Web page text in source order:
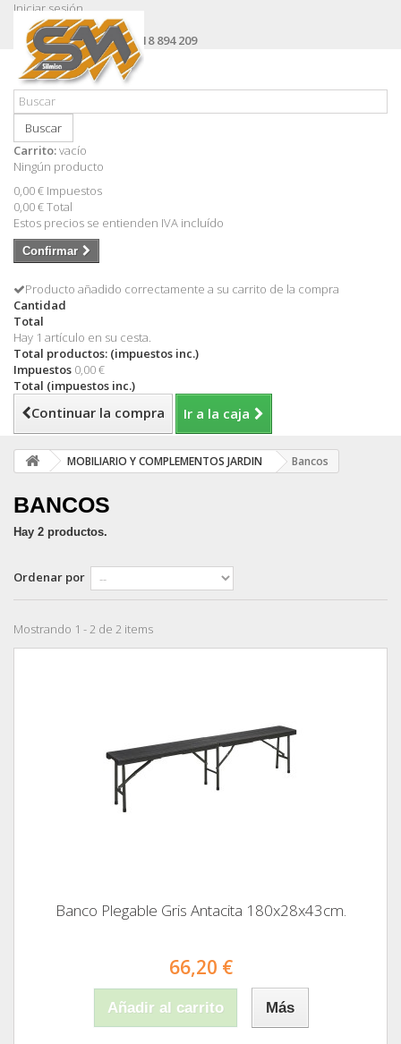
Iniciar sesión
Contacte con nosotros
Llámanos ahora:+34 618 894 209
Buscar
Carrito:vacío
Ningún producto
0,00 € Impuestos
0,00 €Total
Estos precios se entienden IVA incluído
Confirmar
Producto añadido correctamente a su carrito de la compra
Cantidad
Total
Hay 1 artículo en su cesta.
Total productos: (impuestos inc.)
Impuestos 0,00 €
Total (impuestos inc.)
Continuar la compra Ir a la caja
MOBILIARIO Y COMPLEMENTOS JARDIN Bancos
BANCOS
Hay 2 productos.
Ordenar por
Mostrando 1 - 2 de 2 items
Banco Plegable Gris Antacita 180x28x43cm.
66,20 €
Añadir al carrito Más